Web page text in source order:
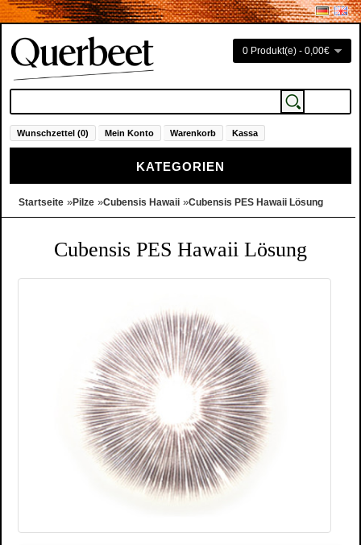
0 Produkt(e) - 0,00€
Wunschzettel (0) Mein Konto Warenkorb Kassa
KATEGORIEN
Startseite »Pilze »Cubensis Hawaii »Cubensis PES Hawaii Lösung
Cubensis PES Hawaii Lösung